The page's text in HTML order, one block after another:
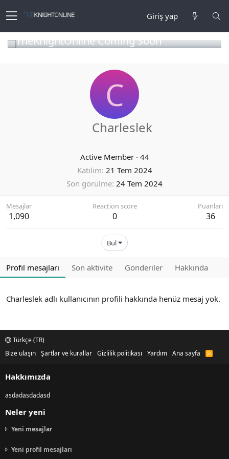
Giriş yap
TheKnightOnline Coming Soon
C
Charleslek
Active Member · 44
Katılım 21 Tem 2024
Son görülme 24 Tem 2024
Mesajlar
1,090
Reaction score
0
Puanları
36
Bul
Profil mesajları Son aktivite Gönderiler Hakkında
Charleslek adlı kullanıcının profili hakkında henüz mesaj yok.
Türkçe (TR)
Bize ulaşın Şartlar ve kurallar Gizlilik politikası Yardım Ana sayfa
R
Hakkımızda
asdadasdadasd
Neler yeni
Yeni mesajlar
Yeni profil mesajları